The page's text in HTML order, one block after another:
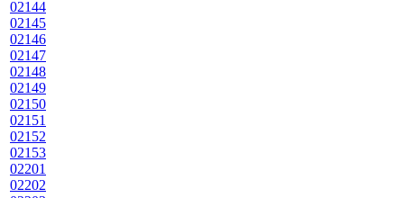
02144
02145
02146
02147
02148
02149
02150
02151
02152
02153
02201
02202